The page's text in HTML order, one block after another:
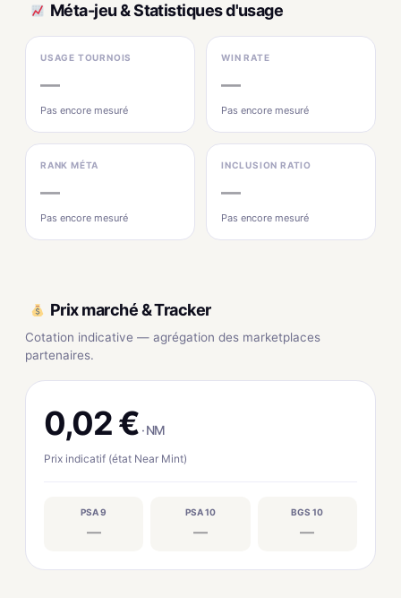
Méta-jeu & Statistiques d'usage
USAGE TOURNOIS
—
Pas encore mesuré
WIN RATE
—
Pas encore mesuré
RANK MÉTA
—
Pas encore mesuré
INCLUSION RATIO
—
Pas encore mesuré
Prix marché & Tracker
Cotation indicative — agrégation des marketplaces
partenaires.
0,02 € · NM
Prix indicatif (état Near Mint)
PSA 9
—
PSA 10
—
BGS 10
—